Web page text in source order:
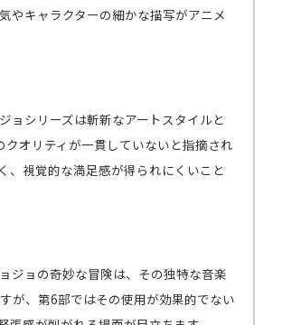
やキャラクターの細かな描写がアニメ
ョシリーズは斬新なアートスタイルと
オリティが一貫していないと指摘され
、視覚的な満足感が得られにくいこと
ジョの奇妙な冒険は、その独特な音楽
が、第6部ではその使用が効果的でない